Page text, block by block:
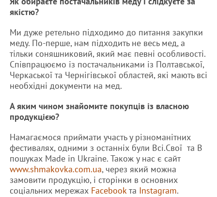
якістю?
Ми дуже ретельно підходимо до питання закупки
меду. По-перше, нам підходить не весь мед, а
тільки соняшниковий, який має певні особливості.
Співпрацюємо із постачальниками із Полтавської,
Черкаської та Чернігівської областей, які мають всі
необхідні документи на мед.
А яким чином знайомите покупців із власною
продукцією?
Намагаємося приймати участь у різноманітних
фестивалях, одними з останніх були Всі.Свої та В
пошуках Made in Ukraine. Також у нас є сайт
www.shmakovka.com.ua, через який можна
замовити продукцію, і сторінки в основних
соціальних мережах Facebookта Instagram.